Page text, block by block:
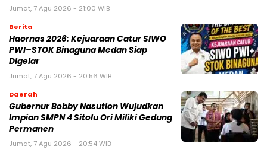
Jumat, 7 Agu 2026 - 21:00 WIB
Berita
Haornas 2026: Kejuaraan Catur SIWO
PWI–STOK Binaguna Medan Siap
Digelar
Jumat, 7 Agu 2026 - 20:56 WIB
Daerah
Gubernur Bobby Nasution Wujudkan
Impian SMPN 4 Sitolu Ori Miliki Gedung
Permanen
Jumat, 7 Agu 2026 - 20:54 WIB